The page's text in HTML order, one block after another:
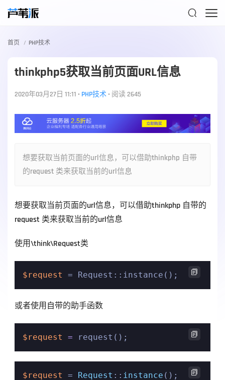

首页 PHP技术
thinkphp5获取当前页面URL信息
2020年03月27日 11:11 • PHP技术 • 阅读 2645
想要获取当前页面的url信息，可以借助thinkphp 自带
的request 类来获取当前的url信息
想要获取当前页面的url信息，可以借助thinkphp 自带的
request 类来获取当前的url信息
使用\think\Request类
$request = Request::instance(); 
或者使用自带的助手函数
$request = request(); 
$request = Request :: instance 